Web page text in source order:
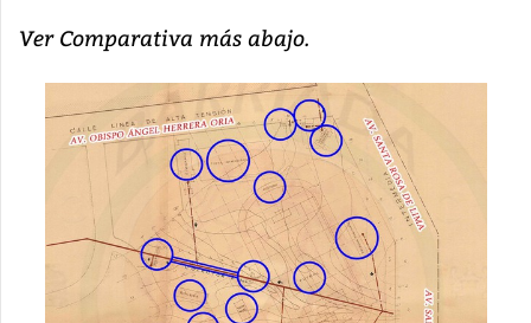
Ver Comparativa más abajo.